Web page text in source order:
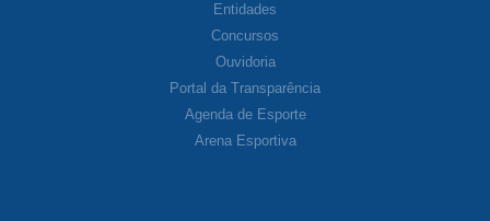
Entidades
Concursos
Ouvidoria
Portal da Transparência
Agenda de Esporte
Arena Esportiva